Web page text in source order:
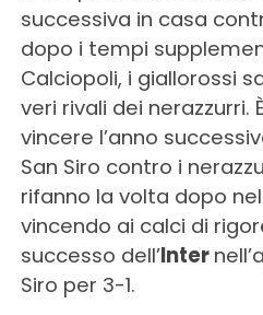
successiva in casa
dopo i tempi
Calciopoli, i giallorossi
veri rivali dei nerazzurri.
vincere l’anno
San Siro contro i
rifanno la volta dopo
vincendo ai calci di
successo dell’Inter
Siro per 3-1.